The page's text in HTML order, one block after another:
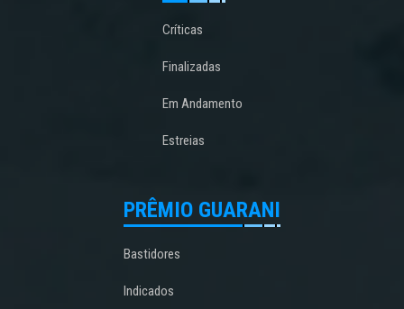
Críticas
Finalizadas
Em Andamento
Estreias
PRÊMIO GUARANI
Bastidores
Indicados